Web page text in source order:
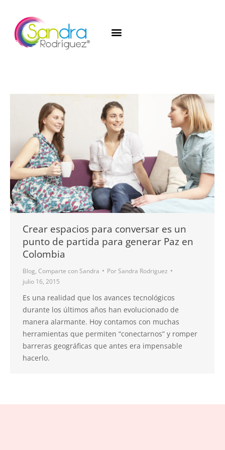
Crear espacios para conversar es un
punto de partida para generar Paz en
Colombia
Blog, Comparte con Sandra Por Sandra Rodriguez
julio 16, 2015
Es una realidad que los avances tecnológicos
durante los últimos años han evolucionado de
manera alarmante. Hoy contamos con muchas
herramientas que permiten “conectarnos” y romper
barreras geográficas que antes era impensable
hacerlo.